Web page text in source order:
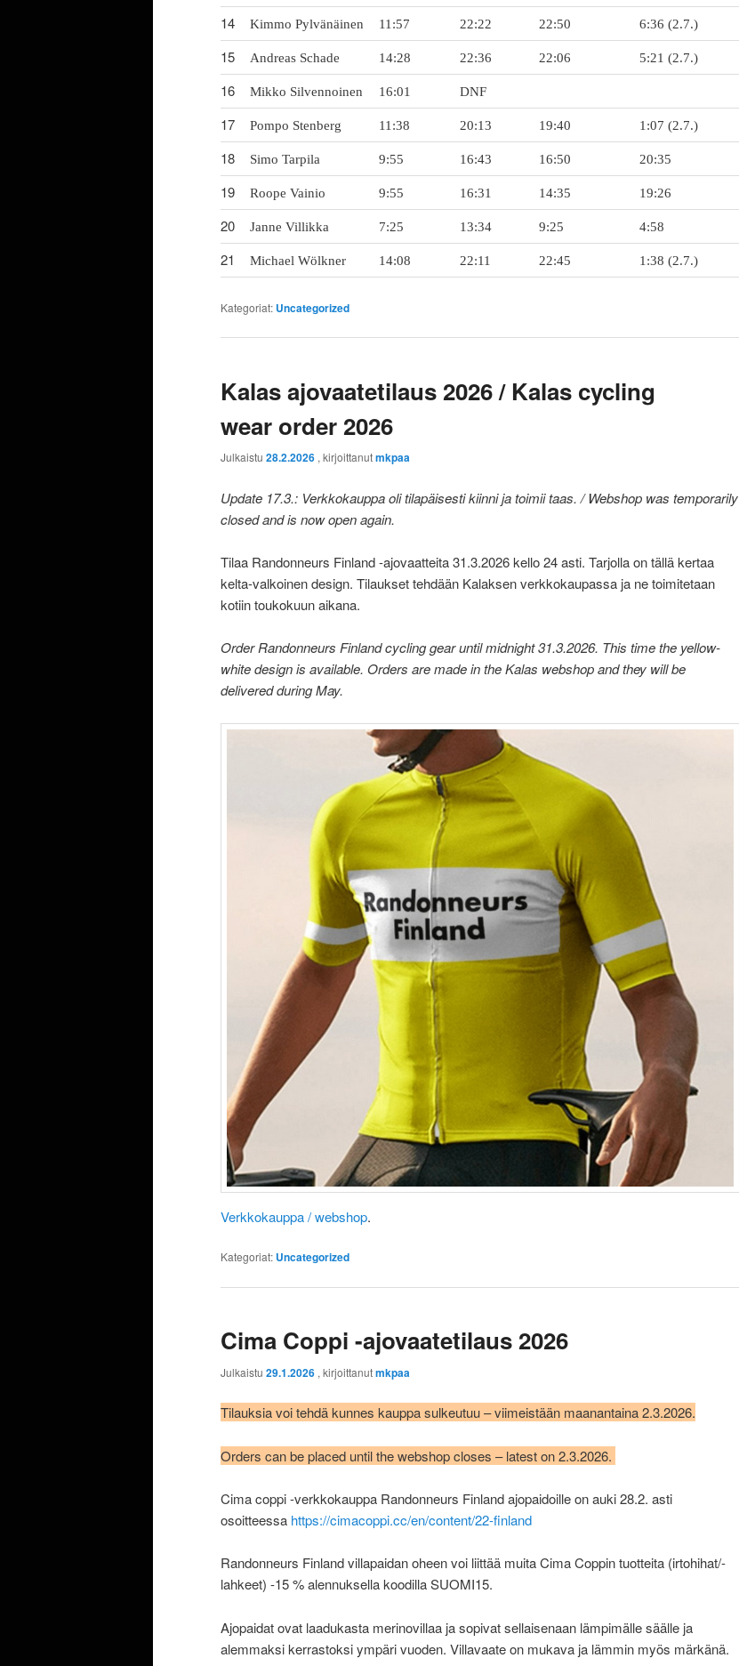
14 Kimmo Pylvänäinen 11:57 22:22 22:50 6:36 (2.7.)
15 Andreas Schade 14:28 22:36 22:06 5:21 (2.7.)
16 Mikko Silvennoinen 16:01 DNF
17 Pompo Stenberg 11:38 20:13 19:40 1:07 (2.7.)
18 Simo Tarpila 9:55 16:43 16:50 20:35
19 Roope Vainio 9:55 16:31 14:35 19:26
20 Janne Villikka 7:25 13:34 9:25 4:58
21 Michael Wölkner 14:08 22:11 22:45 1:38 (2.7.)
Kategoriat: Uncategorized
Kalas ajovaatetilaus 2026 / Kalas cycling
wear order 2026
Julkaistu 28.2.2026 , kirjoittanutmkpaa
Update 17.3.: Verkkokauppa oli tilapäisesti kiinni ja toimii taas. / Webshop was temporarily
closed and is now open again.
Tilaa Randonneurs Finland -ajovaatteita 31.3.2026 kello 24 asti. Tarjolla on tällä kertaa
kelta-valkoinen design. Tilaukset tehdään Kalaksen verkkokaupassa ja ne toimitetaan
kotiin toukokuun aikana.
Order Randonneurs Finland cycling gear until midnight 31.3.2026. This time the yellow-
white design is available. Orders are made in the Kalas webshop and they will be
delivered during May.
Verkkokauppa / webshop.
Kategoriat: Uncategorized
Cima Coppi -ajovaatetilaus 2026
Julkaistu 29.1.2026 , kirjoittanutmkpaa
Tilauksia voi tehdä kunnes kauppa sulkeutuu – viimeistään maanantaina 2.3.2026.
Orders can be placed until the webshop closes – latest on 2.3.2026.
Cima coppi -verkkokauppa Randonneurs Finland ajopaidoille on auki 28.2. asti
osoitteessa https://cimacoppi.cc/en/content/22-finland
Randonneurs Finland villapaidan oheen voi liittää muita Cima Coppin tuotteita (irtohihat/-
lahkeet) -15 % alennuksella koodilla SUOMI15.
Ajopaidat ovat laadukasta merinovillaa ja sopivat sellaisenaan lämpimälle säälle ja
alemmaksi kerrastoksi ympäri vuoden. Villavaate on mukava ja lämmin myös märkänä.